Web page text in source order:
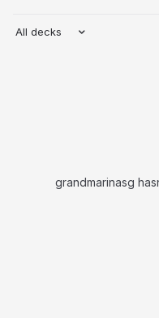
All decks
grandmarinasg